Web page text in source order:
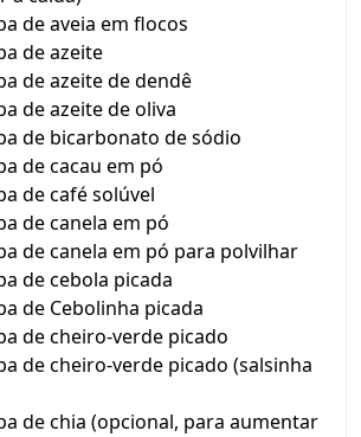
de aveia em flocos
de azeite
de azeite de dendê
de azeite de oliva
de bicarbonato de sódio
de cacau em pó
de café solúvel
de canela em pó
de canela em pó para polvilhar
de cebola picada
de Cebolinha picada
de cheiro-verde picado
de cheiro-verde picado (salsinha
de chia (opcional, para aumentar